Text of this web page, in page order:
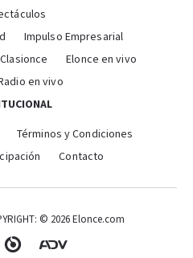
Impulso Empresarial
Clasionce
Elonce en vivo
en vivo
Términos y Condiciones
Contacto
© 2026 Elonce.com